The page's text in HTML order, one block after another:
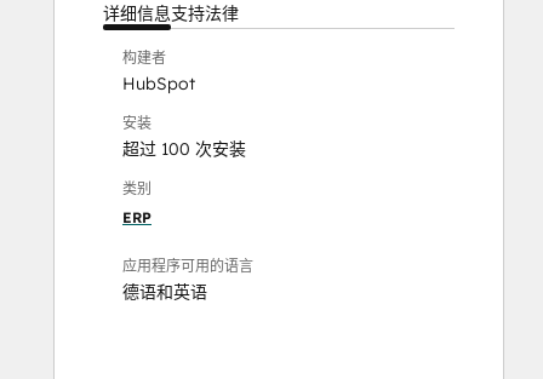
详细信息支持法律
构建者
HubSpot
安装
超过 100 次安装
类别
ERP
应用程序可用的语言
德语和英语